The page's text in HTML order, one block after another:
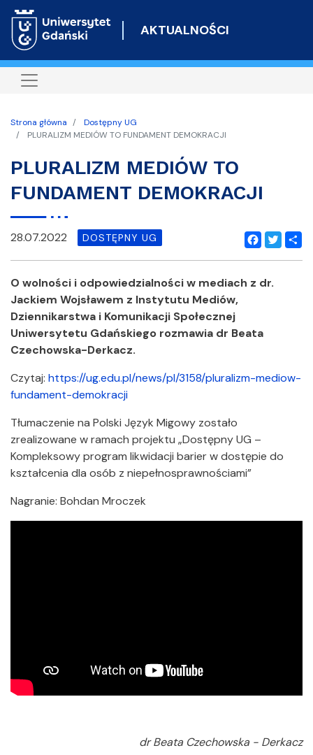
do
AKTUALNOŚCI
Strona główna
Dostępny UG
PLURALIZM MEDIÓW TO FUNDAMENT DEMOKRACJI
PLURALIZM MEDIÓW TO
FUNDAMENT DEMOKRACJI
Facebook
Twitter
28.07.2022 DOSTĘPNY UG
O wolności i odpowiedzialności w mediach z dr.
Jackiem Wojsławem z Instytutu Mediów,
Dziennikarstwa i Komunikacji Społecznej
Uniwersytetu Gdańskiego rozmawia dr Beata
Czechowska-Derkacz.
Czytaj: https://ug.edu.pl/news/pl/3158/pluralizm-mediow-
fundament-demokracji
Tłumaczenie na Polski Język Migowy zostało
zrealizowane w ramach projektu „Dostępny UG –
Kompleksowy program likwidacji barier w dostępie do
kształcenia dla osób z niepełnosprawnościami”
Nagranie: Bohdan Mroczek
dr Beata Czechowska - Derkacz